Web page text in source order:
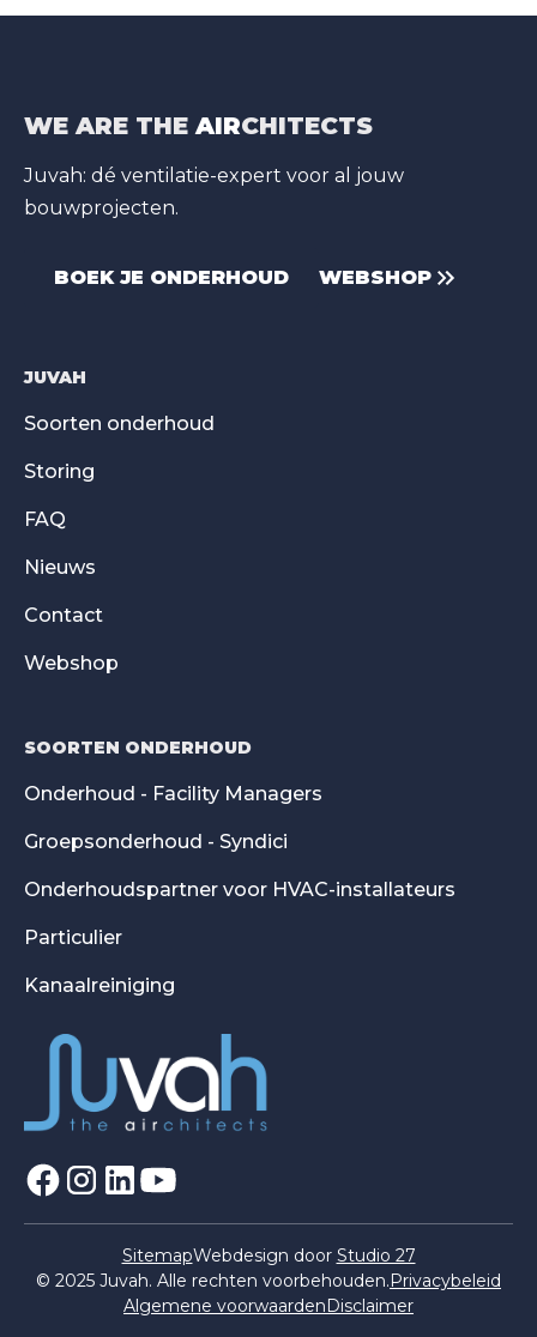
WE ARE THEAIRCHITECTS
Juvah: dé ventilatie-expert voor al jouw
bouwprojecten.
BOEK JE ONDERHOUD WEBSHOP
JUVAH
Soorten onderhoud
Storing
FAQ
Nieuws
Contact
Webshop
SOORTEN ONDERHOUD
Onderhoud - Facility Managers
Groepsonderhoud - Syndici
Onderhoudspartner voor HVAC-installateurs
Particulier
Kanaalreiniging
© 2025 Juvah. Alle rechten voorbehouden. Privacybeleid
Algemene voorwaarden Disclaimer
SitemapWebdesign door Studio 27